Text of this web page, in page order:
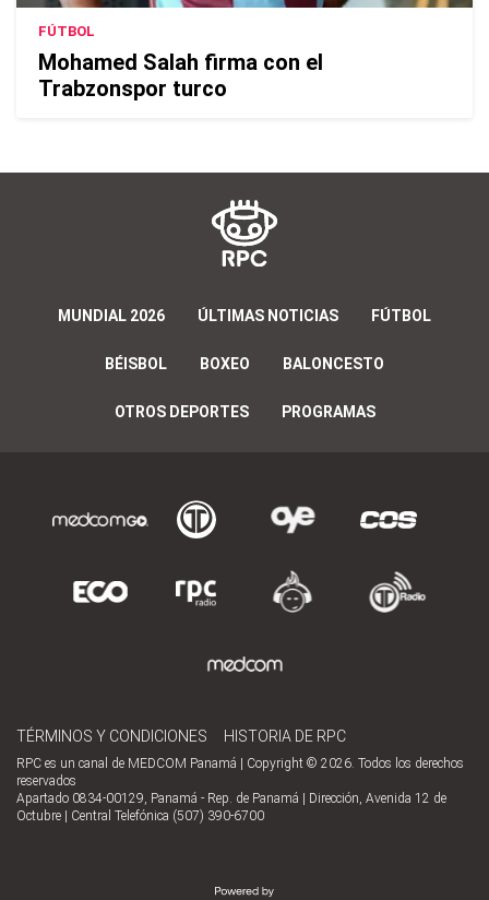
FÚTBOL
Mohamed Salah firma con el
Trabzonspor turco
MUNDIAL 2026 ÚLTIMAS NOTICIAS FÚTBOL
BÉISBOL BOXEO BALONCESTO
OTROS DEPORTES PROGRAMAS
TÉRMINOS Y CONDICIONES HISTORIA DE RPC
RPC es un canal de MEDCOM Panamá | Copyright © 2026. Todos los derechos
reservados
Apartado 0834-00129, Panamá - Rep. de Panamá | Dirección, Avenida 12 de
Octubre | Central Telefónica (507) 390-6700